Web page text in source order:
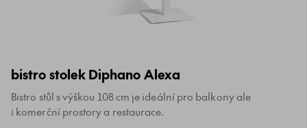
bistro stolek Diphano Alexa
Bistro stůl s výškou 108 cm je ideální pro balkony ale
i komerční prostory a restaurace.